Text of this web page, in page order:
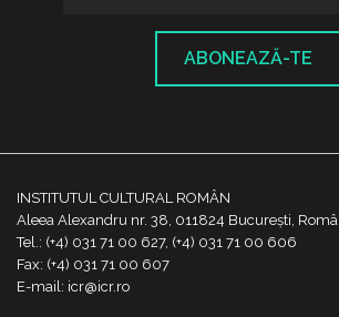
ABONEAZĂ-TE
INSTITUTUL CULTURAL ROMÂN
Aleea Alexandru nr. 38, 011824 București,
Tel.: (+4) 031 71 00 627, (+4) 031 71 00 606
Fax: (+4) 031 71 00 607
E-mail: icr@icr.ro